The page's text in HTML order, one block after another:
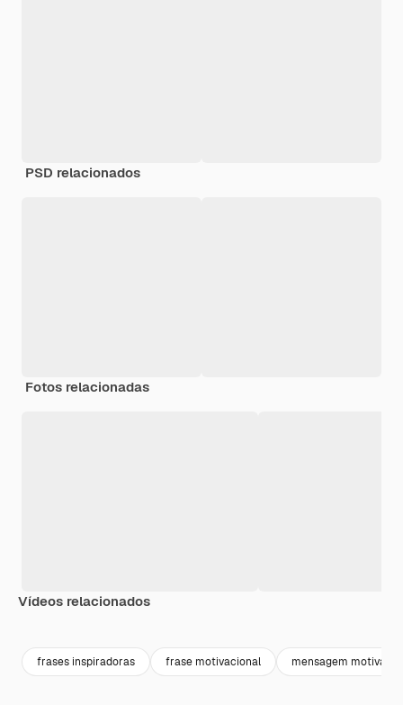
PSD relacionados
Fotos relacionadas
Vídeos relacionados
frases inspiradoras frase motivacional mensagem